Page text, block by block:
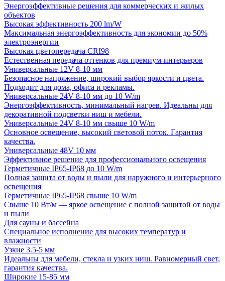
Энергоэффективные решения для коммерческих и жилых
объектов
Высокая эффективность 200 lm/W
Максимальная энергоэффективность для экономии до 50%
электроэнергии
Высокая цветопередача CRI98
Естественная передача оттенков для премиум-интерьеров
Универсальные 12V 8-10 мм
Безопасное напряжение, широкий выбор яркости и цвета.
Подходит для дома, офиса и рекламы.
Универсальные 24V 8-10 мм до 10 W/m
Энергоэффективность, минимальный нагрев. Идеальны для
декоративной подсветки ниш и мебели.
Универсальные 24V 8-10 мм свыше 10 W/m
Основное освещение, высокий световой поток. Гарантия
качества.
Универсальные 48V 10 мм
Эффективное решение для профессионального освещения
Герметичные IP65-IP68 до 10 W/m
Полная защита от воды и пыли для наружного и интерьерного
освещения
Герметичные IP65-IP68 свыше 10 W/m
Свыше 10 Вт/м — яркое освещение с полной защитой от воды
и пыли
Для сауны и бассейна
Специальное исполнение для высоких температур и
влажности
Узкие 3.5-5 мм
Идеальны для мебели, стекла и узких ниш. Равномерный свет,
гарантия качества.
Широкие 15-85 мм